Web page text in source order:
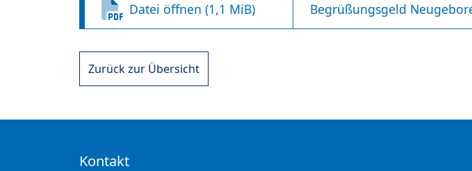
Datei öffnen (1,1 MiB)
Zurück zur Übersicht
Kontakt